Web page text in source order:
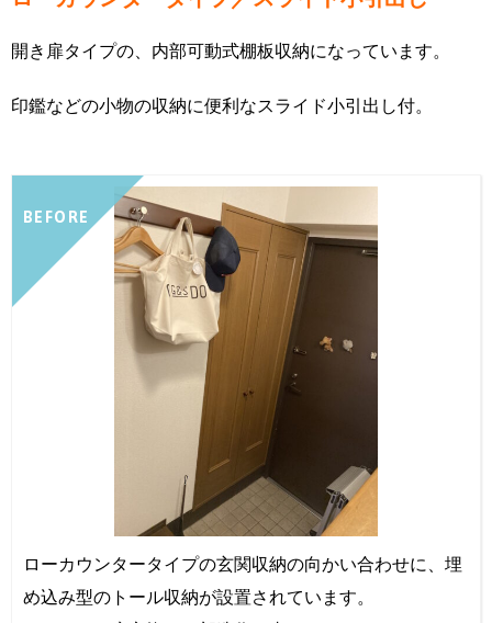
開き扉タイプの、内部可動式棚板収納になっています。
印鑑などの小物の収納に便利なスライド小引出し付。
BEFORE
ローカウンタータイプの玄関収納の向かい合わせに、埋
め込み型のトール収納が設置されています。